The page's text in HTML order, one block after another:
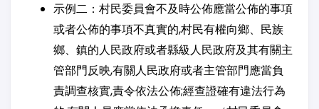
示例二：村民委員會不及時公佈應當公佈的事項
或者公佈的事項不真實的,村民有權向鄉、民族
鄉、鎮的人民政府或者縣級人民政府及其有關主
管部門反映,有關人民政府或者主管部門應當負
責調查核實,責令依法公佈;經查證確有違法行為